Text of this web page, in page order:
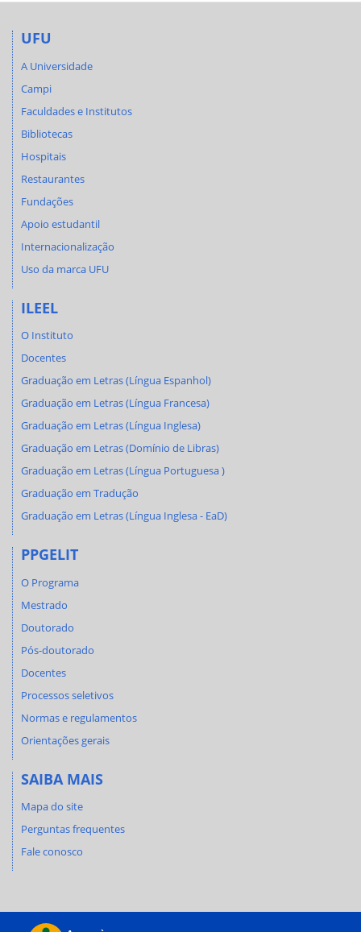
UFU
A Universidade
Campi
Faculdades e Institutos
Bibliotecas
Hospitais
Restaurantes
Fundações
Apoio estudantil
Internacionalização
Uso da marca UFU
ILEEL
O Instituto
Docentes
Graduação em Letras (Língua Espanhol)
Graduação em Letras (Língua Francesa)
Graduação em Letras (Língua Inglesa)
Graduação em Letras (Domínio de Libras)
Graduação em Letras (Língua Portuguesa )
Graduação em Tradução
Graduação em Letras (Língua Inglesa - EaD)
PPGELIT
O Programa
Mestrado
Doutorado
Pós-doutorado
Docentes
Processos seletivos
Normas e regulamentos
Orientações gerais
SAIBA MAIS
Mapa do site
Perguntas frequentes
Fale conosco